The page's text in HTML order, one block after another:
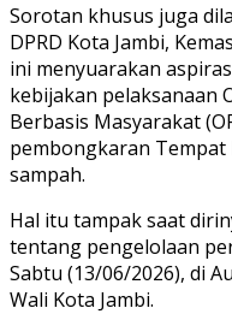
Sorotan khusus juga
DPRD Kota Jambi,
ini menyuarakan
kebijakan pelaksanaan
Berbasis Masyarakat
pembongkaran Tempat
sampah.
Hal itu tampak saat
tentang pengelolaan
Sabtu (13/06/2026), di
Wali Kota Jambi.